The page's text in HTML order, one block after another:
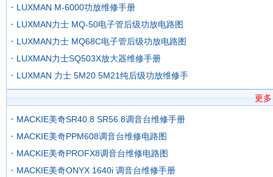
LUXMAN M-6000功放维修手册
LUXMAN力士 MQ-50电子管后级功放电路图
LUXMAN力士 MQ68C电子管后级功放电路图
LUXMAN力士SQ503X放大器维修手册
LUXMAN 力士 5M20 5M21纯后级功放维修手
更多
MACKIE美奇SR40.8 SR56.8调音台维修手册
MACKIE美奇PPM608调音台维修电路图
MACKIE美奇PROFX8调音台维修电路图
MACKIE美奇ONYX 1640i 调音台维修手册